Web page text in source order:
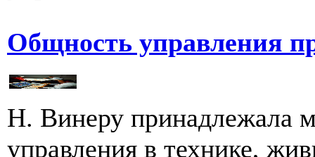
Общность управления
Н. Винеру принадлежала
управления в технике,